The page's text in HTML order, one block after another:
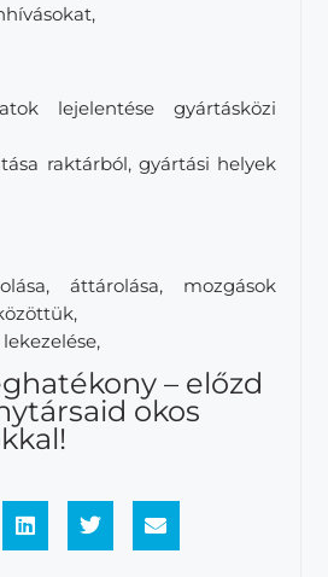
lejelentése gyártásközi
raktárból, gyártási helyek
áttárolása, mozgások
– előzd
okos